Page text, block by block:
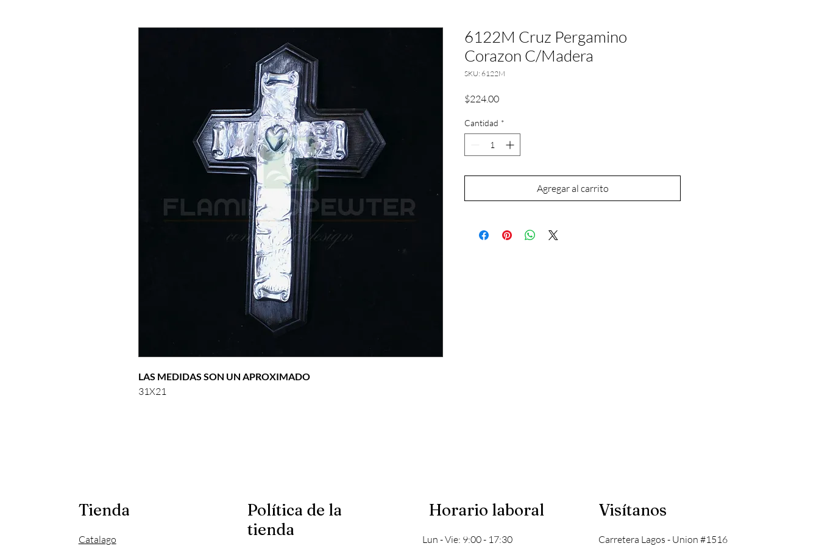
LAS MEDIDAS SON UN APROXIMADO
31X21
6122M Cruz Pergamino
Corazon C/Madera
SKU: 6122M
$224.00Precio
Cantidad *
Agregar al carrito
Tienda
Catalago
Política de la
tienda
Horario laboral
Lun - Vie: 9:00 - 17:30
Visítanos
Carretera Lagos - Union #1516